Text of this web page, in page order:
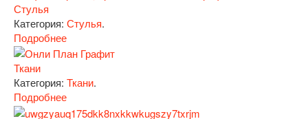
Стулья
Категория: Стулья.
Подробнее
Ткани
Категория: Ткани.
Подробнее